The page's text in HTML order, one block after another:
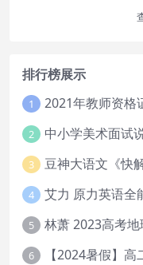
排行榜展示
1
2
3 豆神大语文《快
4 艾力 原力英语全
5 林萧 2023高考
6 【2024暑假】